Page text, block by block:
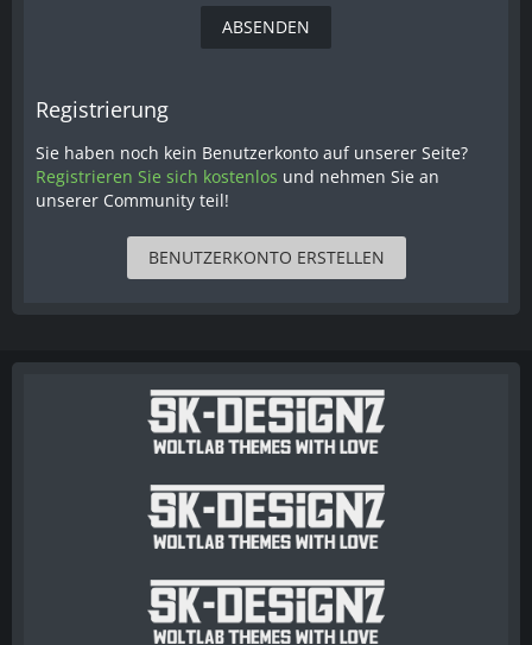
Registrierung
Sie haben noch kein Benutzerkonto auf unserer Seite?
Registrieren Sie sich kostenlos und nehmen Sie an
unserer Community teil!
BENUTZERKONTO ERSTELLEN